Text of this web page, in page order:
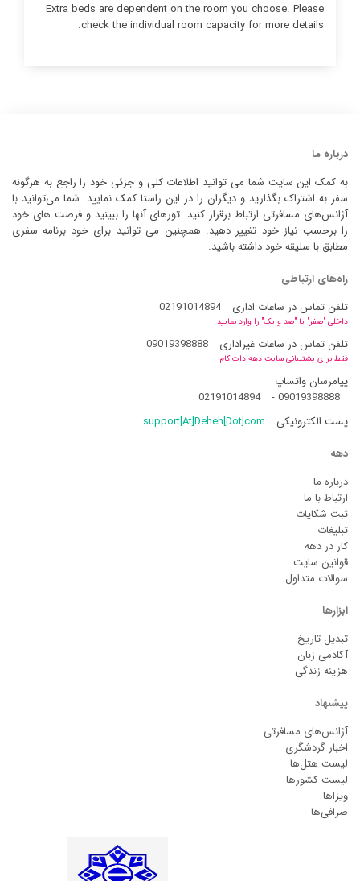
Extra beds are dependent on the room you choose. Please
check the individual room capacity for more details.
درباره ما
به کمک این سایت شما می توانید اطلاعات کلی و جزئی خود را راجع به هرگونه
سفر به اشتراک بگذارید و دیگران را در این راستا کمک نمایید. شما می‌توانید با
آژانس‌های مسافرتی ارتباط برقرار کنید. تورهای آنها را ببینید و فرصت های خود
را برحسب نیاز خود تغییر دهید. همچنین می توانید برای خود برنامه سفری
مطابق با سلیقه خود داشته باشید.
راه‌های ارتباطی
تلفن تماس در ساعات اداری
02191014894
داخلی "صفر" یا "صد و یک" را وارد نمایید
تلفن تماس در ساعات غیراداری 09019398888
فقط برای پشتیبانی سایت دهه دات کام
پیامرسان واتساپ
09019398888
-
02191014894
پست الکترونیکی
support[At]Deheh[Dot]com
دهه
درباره ما
ارتباط با ما
ثبت شکایات
تبلیغات
کار در دهه
قوانین سایت
سوالات متداول
ابزارها
تبدیل تاریخ
آکادمی زبان
هزینه زندگی
پیشنهاد
آژانس‌های مسافرتی
اخبار گردشگری
لیست هتل‌ها
لیست کشورها
ویزاها
صرافی‌ها